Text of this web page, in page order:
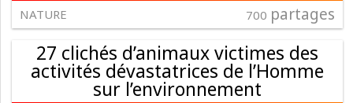
NATURE 700 partages
27 clichés d’animaux victimes des
activités dévastatrices de l’Homme
sur l’environnement